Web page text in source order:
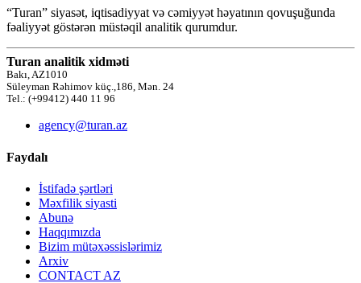
“Turan” siyasət, iqtisadiyyat və cəmiyyət həyatının qovuşuğunda
fəaliyyət göstərən müstəqil analitik qurumdur.
Turan analitik xidməti
Bakı, AZ1010
Süleyman Rəhimov küç.,186, Mən. 24
Tel.: (+99412) 440 11 96
agency@turan.az
Faydalı
İstifadə şərtləri
Məxfilik siyasti
Abunə
Haqqımızda
Bizim mütəxəssislərimiz
Arxiv
CONTACT AZ